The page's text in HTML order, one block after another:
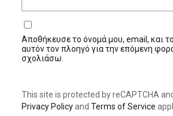
Αποθήκευσε το όνομά μου, email, και
αυτόν τον πλοηγό για την επόμενη
σχολιάσω.
This site is protected by reCAPTCHA
Privacy Policyand Terms of Service